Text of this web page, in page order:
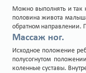
Можно выполнять и так
половина живота
обратном направлении.
Массаж ног.
Исходное положение
полусогнутом
коленные суставы.